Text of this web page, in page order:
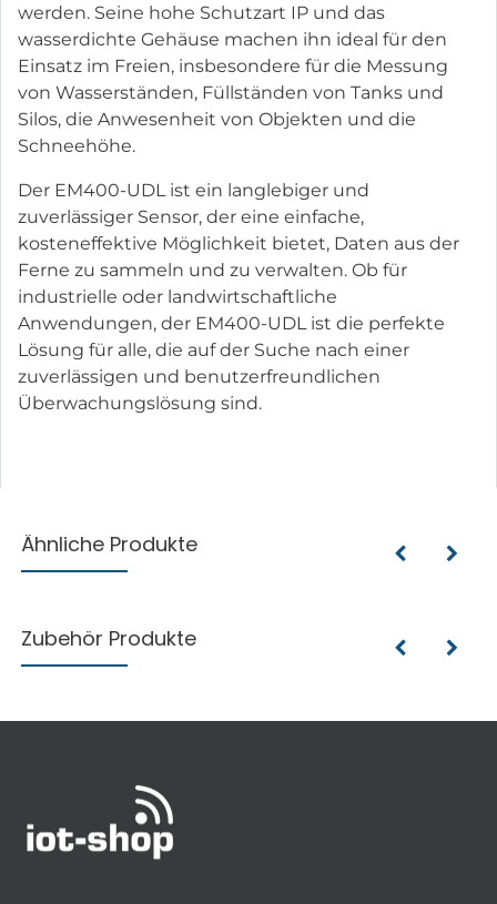
werden. Seine hohe Schutzart IP und das
wasserdichte Gehäuse machen ihn ideal für den
Einsatz im Freien, insbesondere für die Messung
von Wasserständen, Füllständen von Tanks und
Silos, die Anwesenheit von Objekten und die
Schneehöhe.
Der EM400-UDL ist ein langlebiger und
zuverlässiger Sensor, der eine einfache,
kosteneffektive Möglichkeit bietet, Daten aus der
Ferne zu sammeln und zu verwalten. Ob für
industrielle oder landwirtschaftliche
Anwendungen, der EM400-UDL ist die perfekte
Lösung für alle, die auf der Suche nach einer
zuverlässigen und benutzerfreundlichen
Überwachungslösung sind.
Ähnliche Produkte
Zubehör Produkte